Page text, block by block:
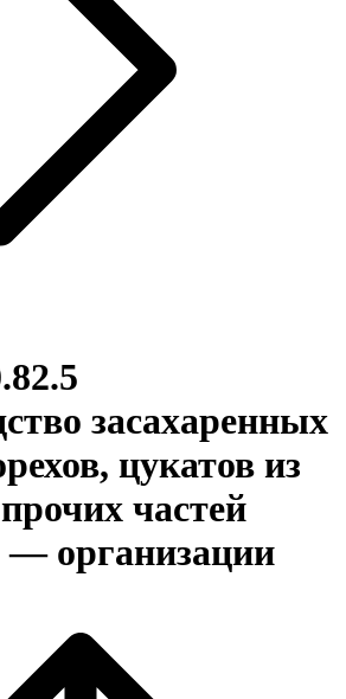
засахаренных
цукатов из
частей
— организации